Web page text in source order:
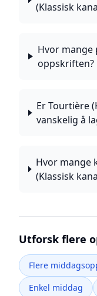
(Klassisk
Hvor
oppskriften?
Er Tourtière
vanskelig å
Hvor mange
(Klassisk
Utforsk flere
Flere
Enkel middag